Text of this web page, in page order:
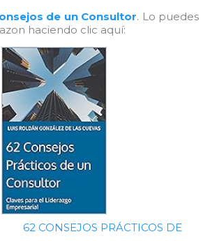
de un Consultor. Lo puedes
haciendo clic aquí:
62 CONSEJOS PRÁCTICOS DE